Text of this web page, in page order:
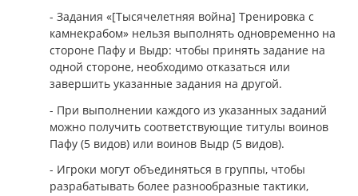
- Задания «[Тысячелетняя война] Тренировка с
камнекрабом» нельзя выполнять одновременно на
стороне Пафу и Выдр: чтобы принять задание на
одной стороне, необходимо отказаться или
завершить указанные задания на другой.
- При выполнении каждого из указанных заданий
можно получить соответствующие титулы воинов
Пафу (5 видов) или воинов Выдр (5 видов).
- Игроки могут объединяться в группы, чтобы
разрабатывать более разнообразные тактики,